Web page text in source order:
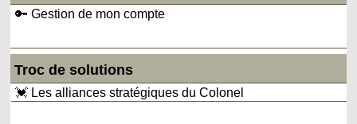
🔑 Gestion de mon compte
Troc de solutions
💓 Les alliances stratégiques du Colonel